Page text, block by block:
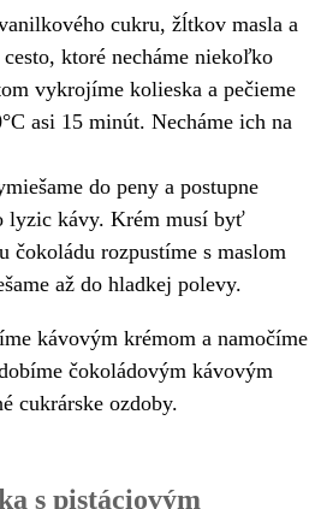
cukru, žĺtkov masla a
ktoré necháme niekoľko
vykrojíme kolieska a pečieme
asi 15 minút. Necháme ich na
do peny a postupne
lyzic kávy. Krém musí byť
čokoládu rozpustíme s maslom
až do hladkej polevy.
kávovým krémom a namočíme
čokoládovým kávovým
cukrárske ozdoby.
s pistáciovým